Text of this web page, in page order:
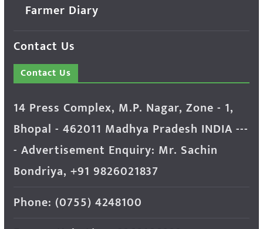
Farmer Diary
Contact Us
Contact Us
14 Press Complex, M.P. Nagar, Zone - 1,
Bhopal - 462011 Madhya Pradesh INDIA ---
- Advertisement Enquiry: Mr. Sachin
Bondriya, +91 9826021837
Phone: (0755) 4248100